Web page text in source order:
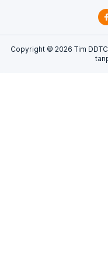
Copyright © 2026 Tim